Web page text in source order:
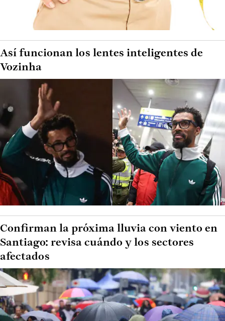
Así funcionan los lentes inteligentes de
Vozinha
Confirman la próxima lluvia con viento en
Santiago: revisa cuándo y los sectores
afectados